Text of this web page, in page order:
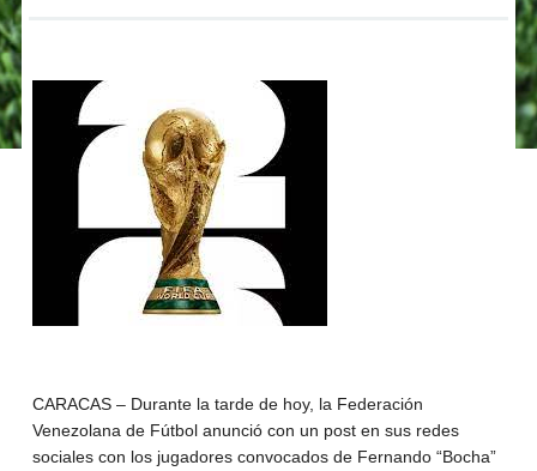
CARACAS – Durante la tarde de hoy, la Federación
Venezolana de Fútbol anunció con un post en sus redes
sociales con los jugadores convocados de Fernando “Bocha”